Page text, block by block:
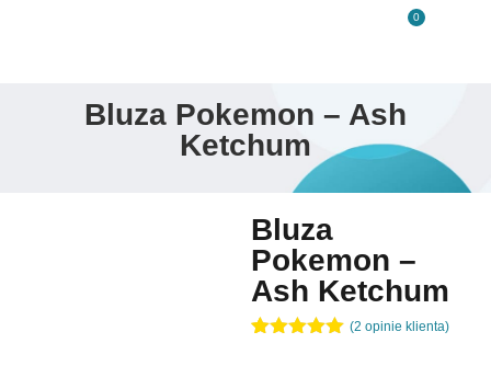
0
Bluza Pokemon – Ash
Ketchum
Bluza
Pokemon –
Ash Ketchum
(2 opinie klienta)